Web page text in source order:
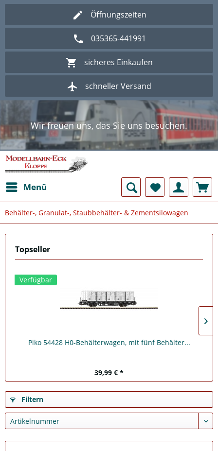
Öffnungszeiten
035365-441991
sicheres Einkaufen
schneller Versand
Wir freuen uns, das Sie uns besuchen.
Herzlich Willkommen im Onlineshop
Modellbahn - Eck Kloppe.
Wir freuen uns, das Sie uns besuchen.
Herzlich Willkommen im Onlineshop
Modellbahn - Eck Kloppe.
Menü
Behälter-, Granulat-, Staubbehälter- & Zementsilowagen
Topseller
Verfügbar
Piko 54428 H0-Behälterwagen, mit fünf Behälter...
39,99 € *
Filtern